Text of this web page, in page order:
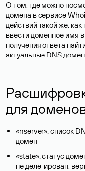
О том, где можно
домена в сервисе
действий такой же,
ввести доменное имя
получения ответа
актуальные DNS
для
«nserver»: список
домен
«state»: статус
не делегирован,